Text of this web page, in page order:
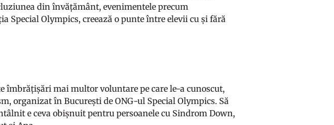
din învățământ, evenimentele precum
Olympics, creează o punte între elevii cu și fără
îmbrățișări mai multor voluntare pe care le-a cunoscut,
organizat în București de ONG-ul Special Olympics. Să
e ceva obișnuit pentru persoanele cu Sindrom Down,